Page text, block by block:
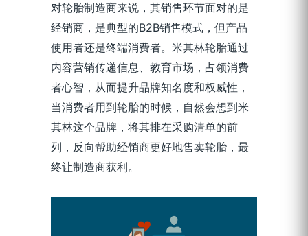
对轮胎制造商来说，其销售环节面对的是
经销商，是典型的B2B销售模式，但产品
使用者还是终端消费者。米其林轮胎通过
内容营销传递信息、教育市场，占领消费
者心智，从而提升品牌知名度和权威性，
当消费者用到轮胎的时候，自然会想到米
其林这个品牌，将其排在采购清单的前
列，反向帮助经销商更好地售卖轮胎，最
终让制造商获利。